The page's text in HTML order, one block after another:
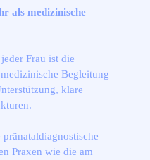
als medizinische
Frau ist die
Begleitung
klare
Praxen wie die am